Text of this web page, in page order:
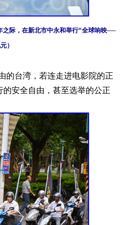
之际，在新北市中永和举行“全球响映──
）
的台湾，若连走进电影院的正
安全自由，甚至选举的公正